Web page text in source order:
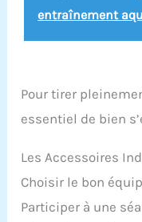
entraînement
Pour tirer
essentiel de bien
Les Accessoires
Choisir le bon
Participer à une